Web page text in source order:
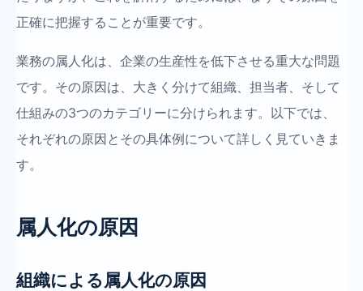
正確に把握することが重要です。
業務の属人化は、企業の生産性を低下させる重大な問題
です。その原因は、大きく分けて組織、担当者、そして
仕組みの3つのカテゴリーに分けられます。以下では、
それぞれの原因とその具体例について詳しく見ていきま
す。
属人化の原因
組織による属人化の原因